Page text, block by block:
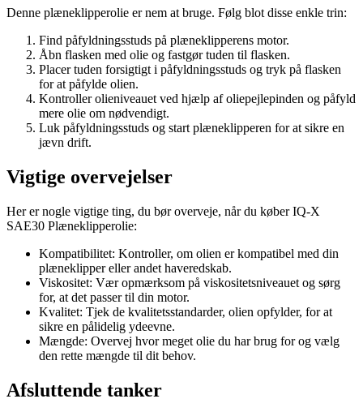
Denne plæneklipperolie er nem at bruge. Følg blot disse enkle trin:
Find påfyldningsstuds på plæneklipperens motor.
Åbn flasken med olie og fastgør tuden til flasken.
Placer tuden forsigtigt i påfyldningsstuds og tryk på flasken
for at påfylde olien.
Kontroller olieniveauet ved hjælp af oliepejlepinden og påfyld
mere olie om nødvendigt.
Luk påfyldningsstuds og start plæneklipperen for at sikre en
jævn drift.
Vigtige overvejelser
Her er nogle vigtige ting, du bør overveje, når du køber IQ-X
SAE30 Plæneklipperolie:
Kompatibilitet: Kontroller, om olien er kompatibel med din
plæneklipper eller andet haveredskab.
Viskositet: Vær opmærksom på viskositetsniveauet og sørg
for, at det passer til din motor.
Kvalitet: Tjek de kvalitetsstandarder, olien opfylder, for at
sikre en pålidelig ydeevne.
Mængde: Overvej hvor meget olie du har brug for og vælg
den rette mængde til dit behov.
Afsluttende tanker